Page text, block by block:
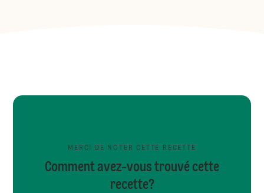
MERCI DE NOTER CETTE RECETTE
Comment avez-vous trouvé cette
recette?